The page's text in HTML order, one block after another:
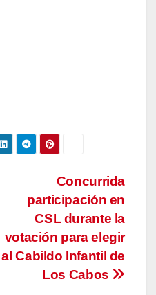
Concurrida
participación en
CSL durante la
votación para elegir
al Cabildo Infantil de
Los Cabos